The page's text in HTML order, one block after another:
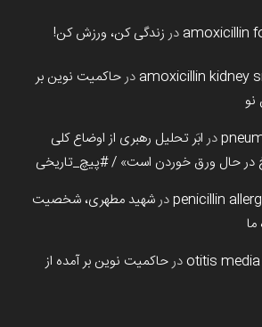
amoxicillin درزندگی کن، ورزش کن!
amoxicillin kidney درحاکمیت نوین بر
در ابَر تحلیل رهبری از اوضاع کلی
در حال ورق خوردن است» / #پیچ_تاریخی
penicillinدرشهید مطهری، شخصیت
otitisدرحاکمیت نوین بر آمده از